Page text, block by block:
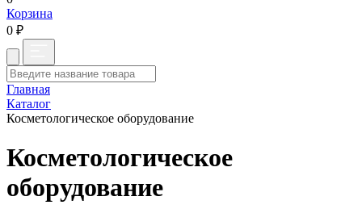
Корзина
0 ₽
Главная
Каталог
Косметологическое оборудование
Косметологическое
оборудование